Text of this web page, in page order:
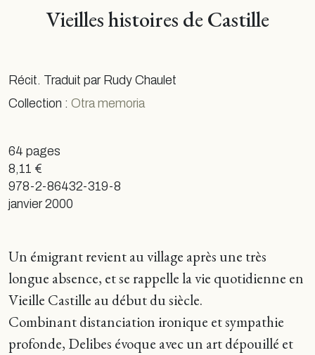
Vieilles histoires de Castille
Récit. Traduit par Rudy Chaulet
Collection : Otra memoria
64 pages
8,11 €
978-2-86432-319-8
janvier 2000
Un émigrant revient au village après une très
longue absence, et se rappelle la vie quotidienne en
Vieille Castille au début du siècle.
Combinant distanciation ironique et sympathie
profonde, Delibes évoque avec un art dépouillé et